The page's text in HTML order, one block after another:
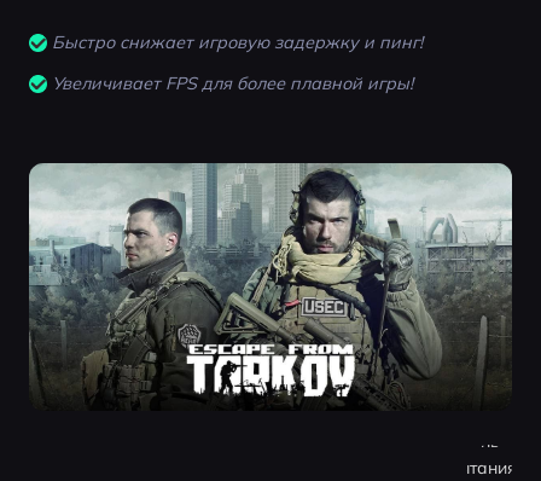
Быстро снижает игровую задержку и пинг!
Увеличивает FPS для более плавной игры!
Tarkov — это
популярный
хардкорный
шутер от
первого
который
ставит перед
реальные
испытания